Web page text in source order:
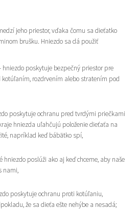
jeho priestor, vďaka čomu sa dieťatko
brušku. Hniezdo sa dá použiť
hniezdo poskytuje bezpečný priestor pre
kotúľaním, rozdrvením alebo stratením pod
poskytuje ochranu pred tvrdými priečkami
hniezda uľahčujú položenie dieťaťa na
napríklad keď bábätko spí,
hniezdo poslúži ako aj keď chceme, aby naše
nami,
poskytuje ochranu proti kotúľaniu,
že sa dieťa ešte nehýbe a nesadá;